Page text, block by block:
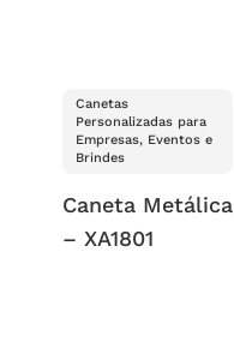
Canetas
Personalizadas para
Empresas, Eventos e
Brindes
Caneta Metálica
– XA1801